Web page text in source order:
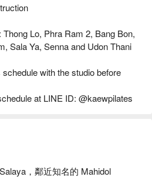
Thong Lo, Phra Ram 2, Bang Bon,
Sala Ya, Senna and Udon Thani
with the studio before
at LINE ID: @kaewpilates
，鄰近知名的 Mahidol